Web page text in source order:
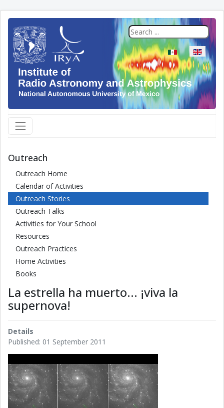
Select your
Outreach
Outreach Home
Calendar of Activities
Outreach Stories
Outreach Talks
Activities for Your School
Resources
Outreach Practices
Home Activities
Books
La estrella ha muerto... ¡viva la
supernova!
Details
Published: 01 September 2011